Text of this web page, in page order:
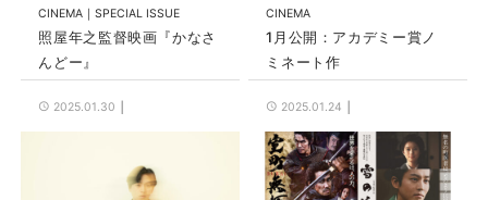
CINEMA SPECIAL ISSUE
照屋年之監督映画『かなさ
んどー』
2025.01.30
CINEMA
1月公開：アカデミー賞ノ
ミネート作
2025.01.24